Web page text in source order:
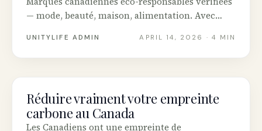
— mode, beauté, maison, alimentation. Avec
UNITYLIFE ADMIN APRIL 14, 2026 · 4 MIN
SUSTAINABILITY
Réduire vraiment votre empreinte
carbone au Canada
Les Canadiens ont une empreinte de